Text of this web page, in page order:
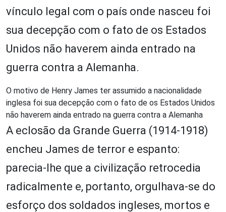
vínculo legal com o país onde nasceu foi
sua decepção com o fato de os Estados
Unidos não haverem ainda entrado na
guerra contra a Alemanha.
O motivo de Henry James ter assumido a nacionalidade
inglesa foi sua decepção com o fato de os Estados Unidos
não haverem ainda entrado na guerra contra a Alemanha
A eclosão da Grande Guerra (1914-1918)
encheu James de terror e espanto:
parecia-lhe que a civilização retrocedia
radicalmente e, portanto, orgulhava-se do
esforço dos soldados ingleses, mortos e